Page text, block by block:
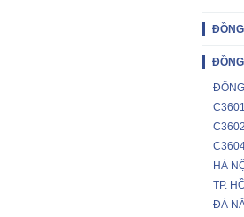
C3601
C3602
HÀ
TP.
ĐÀ